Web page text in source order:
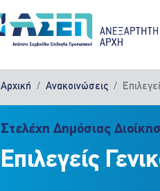
Αρχική Ανακοινώσεις
Στελέχη Δημόσιας
Επιλεγείς